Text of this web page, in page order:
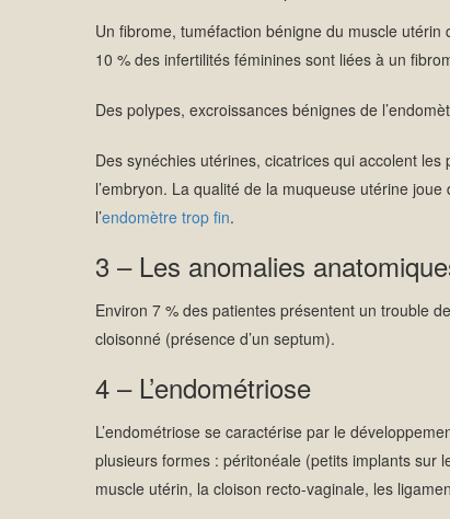
Un fibrome, tuméfaction bénigne du muscle
10 % des infertilités féminines sont liées à un
Des polypes, excroissances bénignes de
Des synéchies utérines, cicatrices qui accolent
l’embryon. La qualité de la muqueuse utérine
l’endomètre trop fin.
3 – Les anomalies
Environ 7 % des patientes présentent un trouble
cloisonné (présence d’un septum).
4 – L’endométriose
L’endométriose se caractérise par le
plusieurs formes : péritonéale (petits implants sur
muscle utérin, la cloison recto-vaginale, les